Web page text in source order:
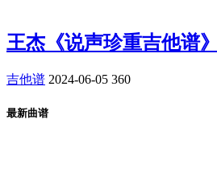
王杰《说声珍重吉他谱
吉他谱 2024-06-05 360
最新曲谱